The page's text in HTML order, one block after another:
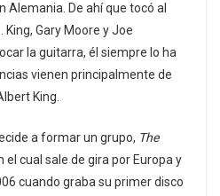
Alemania. De ahí que tocó al
King, Gary Moore y Joe
la guitarra, él siempre lo ha
vienen principalmente de
King.
a formar un grupo, The
el cual sale de gira por Europa y
cuando graba su primer disco